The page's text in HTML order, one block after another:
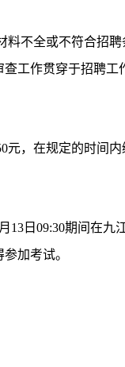
不全或不符合招
工作贯穿于招聘
元，在规定的时间
日09:30期间在
加考试。